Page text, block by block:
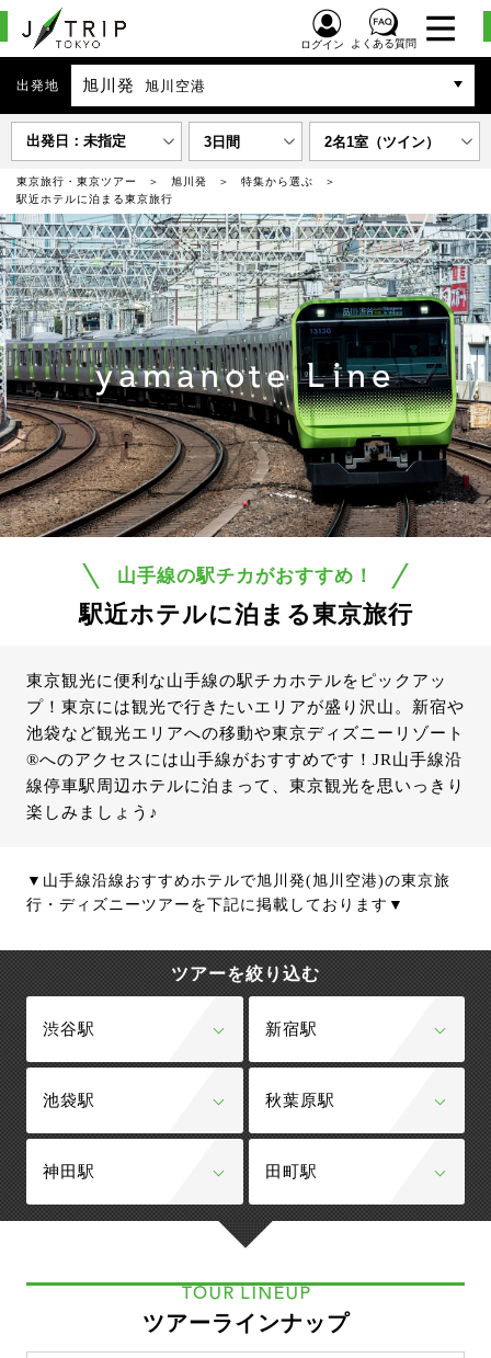
ログイン よくある質問
出発地 旭川発 旭川空港
出発日：未指定 3日間 2名1室（ツイン）
東京旅行・東京ツアー 旭川発
特集から選ぶ
駅近ホテルに泊まる東京旅行
yamanote Line
山手線の駅チカがおすすめ！
駅近ホテルに泊まる東京旅行
東京観光に便利な山手線の駅チカホテルをピックアッ
プ！東京には観光で行きたいエリアが盛り沢山。新宿や
池袋など観光エリアへの移動や東京ディズニーリゾート
®へのアクセスには山手線がおすすめです！JR山手線沿
線停車駅周辺ホテルに泊まって、東京観光を思いっきり
楽しみましょう♪
▼山手線沿線おすすめホテルで旭川発(旭川空港)の東京旅
行・ディズニーツアーを下記に掲載しております▼
ツアーを絞り込む
渋谷駅 新宿駅
池袋駅 秋葉原駅
神田駅 田町駅
TOUR LINEUP
ツアーラインナップ